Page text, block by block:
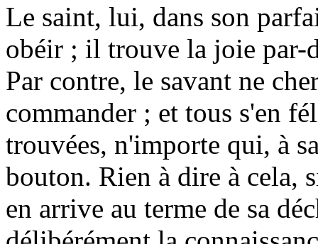
Le saint, lui, dans son
obéir ; il trouve la joie par-
Par contre, le savant ne
commander ; et tous s'en
trouvées, n'importe qui, à
bouton. Rien à dire à
en arrive au terme de sa